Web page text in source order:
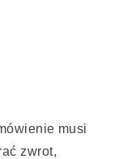
musi
zwrot,